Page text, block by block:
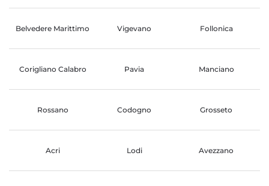
Belvedere Marittimo Vigevano Follonica
Corigliano Calabro Pavia Manciano
Rossano Codogno Grosseto
Acri Lodi Avezzano